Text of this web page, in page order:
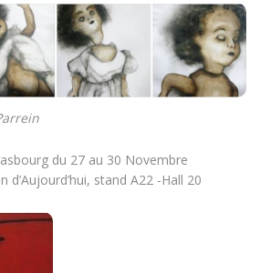
du 27 au 30 Novembre
d’Aujourd’hui, stand A22 -Hall 20